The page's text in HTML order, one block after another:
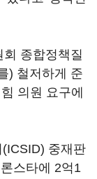
종합정책질
) 철저하게 준
의원 요구에
중재판
스타에 2억1